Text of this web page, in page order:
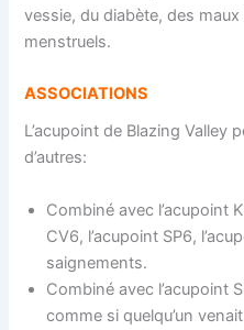
vessie, du diabète, des
menstruels.
ASSOCIATIONS
L’acupoint de Blazing Valley
d’autres:
Combiné avec l’acupoint
CV6, l’acupoint SP6,
saignements.
Combiné avec l’acupoint
comme si quelqu’un venait